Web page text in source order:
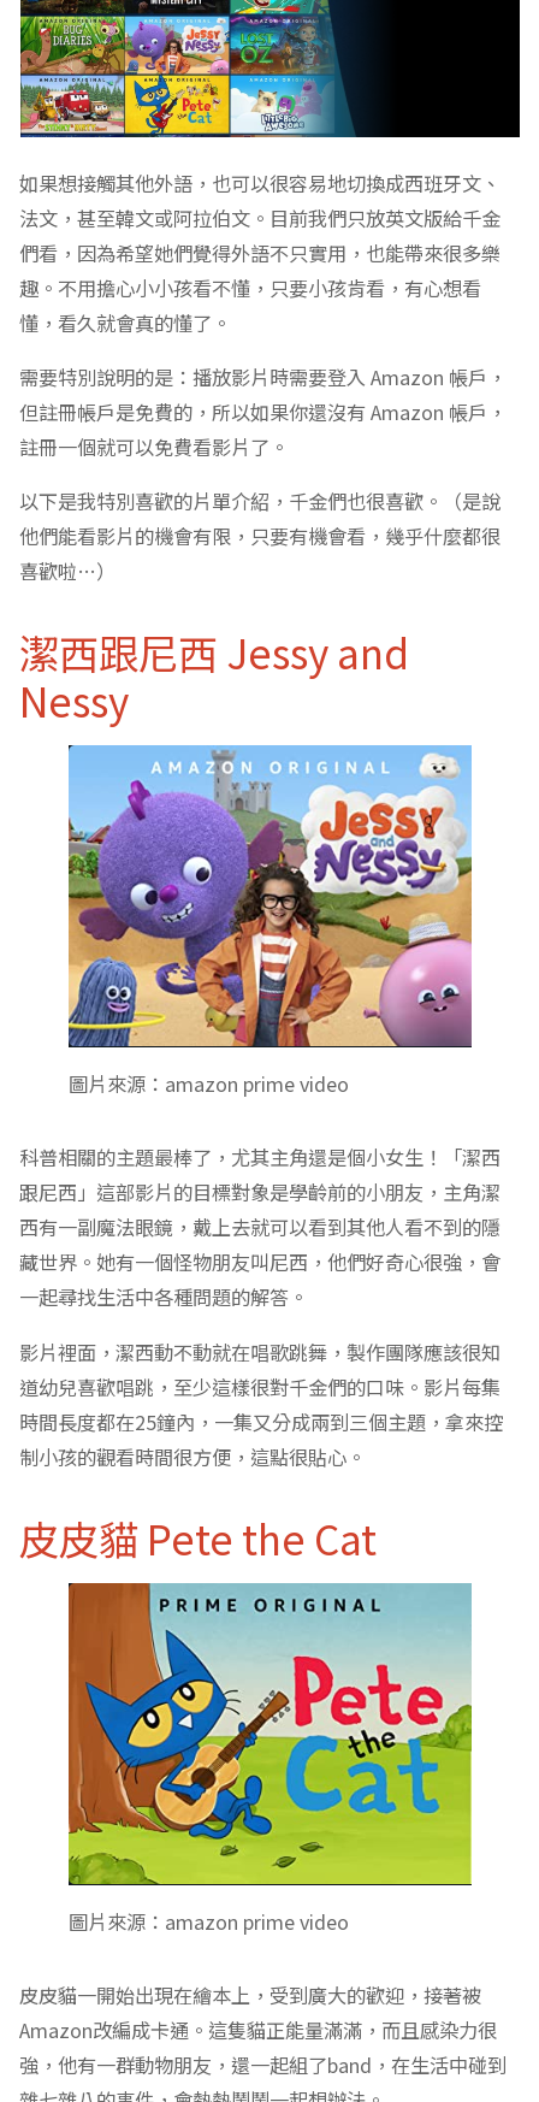
如果想接觸其他外語，也可以很容易地切換成西班牙文、
法文，甚至韓文或阿拉伯文。目前我們只放英文版給千金
們看，因為希望她們覺得外語不只實用，也能帶來很多樂
趣。不用擔心小小孩看不懂，只要小孩肯看，有心想看
懂，看久就會真的懂了。
需要特別說明的是：播放影片時需要登入 Amazon 帳戶，
但註冊帳戶是免費的，所以如果你還沒有 Amazon 帳戶，
註冊一個就可以免費看影片了。
以下是我特別喜歡的片單介紹，千金們也很喜歡。（是說
他們能看影片的機會有限，只要有機會看，幾乎什麼都很
喜歡啦…）
潔西跟尼西 Jessy and
Nessy
圖片來源：amazon prime video
科普相關的主題最棒了，尤其主角還是個小女生！「潔西
跟尼西」這部影片的目標對象是學齡前的小朋友，主角潔
西有一副魔法眼鏡，戴上去就可以看到其他人看不到的隱
藏世界。她有一個怪物朋友叫尼西，他們好奇心很強，會
一起尋找生活中各種問題的解答。
影片裡面，潔西動不動就在唱歌跳舞，製作團隊應該很知
道幼兒喜歡唱跳，至少這樣很對千金們的口味。影片每集
時間長度都在25鐘內，一集又分成兩到三個主題，拿來控
制小孩的觀看時間很方便，這點很貼心。
皮皮貓 Pete the Cat
圖片來源：amazon prime video
皮皮貓一開始出現在繪本上，受到廣大的歡迎，接著被
Amazon改編成卡通。這隻貓正能量滿滿，而且感染力很
強，他有一群動物朋友，還一起組了band，在生活中碰到